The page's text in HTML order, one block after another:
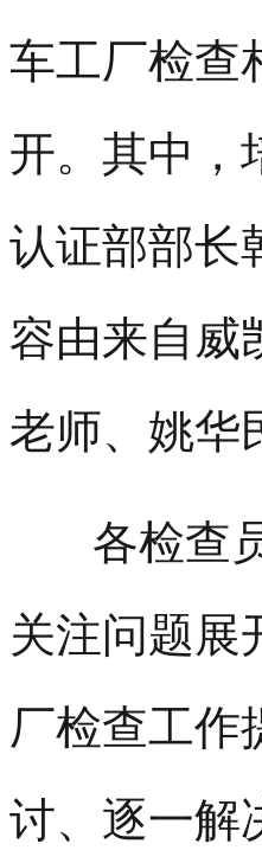
车工厂检查
开。其中，
认证部部长
容由来自威
老师、姚华
各检查
关注问题展
厂检查工作
讨、逐一解